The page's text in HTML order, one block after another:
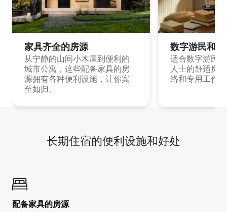
家具齐全的房源
从宁静的山间小木屋到便利的
城市公寓，这些配备家具的房
源拥有各种便利设施，让你宾
至如归。
数字游民和
适合数字游民
人士的舒适房
络和专用工作
长期住宿的便利设施和好处
配备家具的房源